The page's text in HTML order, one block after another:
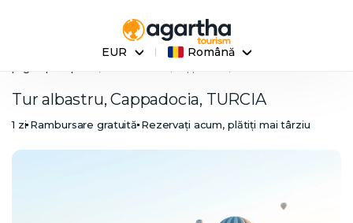
EUR Română
Tur albastru, Cappadocia, TURCIA
1 zi Rambursare gratuită Rezervați acum, plătiți mai târziu